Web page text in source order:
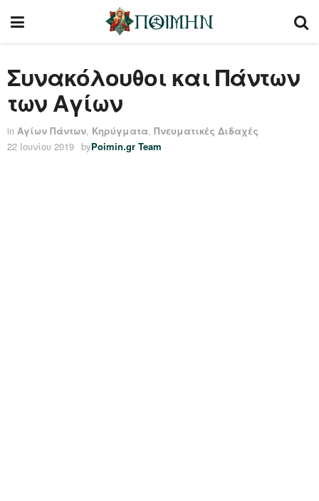
Συνακόλουθοι και Πάντων
των Αγίων
in Αγίων Πάντων, Κηρύγματα, Πνευματικές Διδαχές
22 Ιουνίου 2019 byPoimin.gr Team